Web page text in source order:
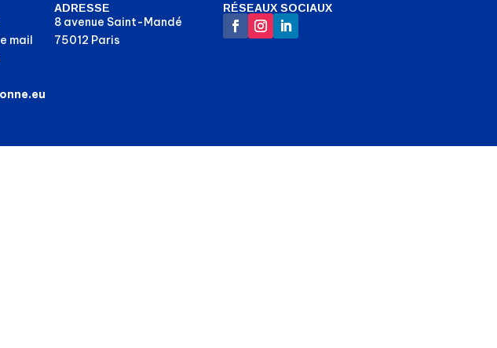
mail
ADRESSE
8 avenue Saint-Mandé
75012 Paris
RÉSEAUX SOCIAUX